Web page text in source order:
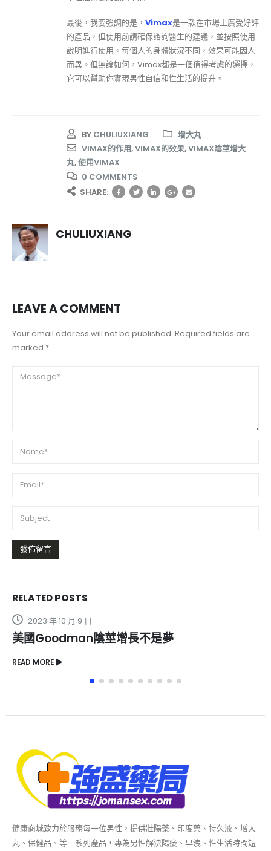
最後，我要強調的是， Vimax是一款在市場上廣受好評
的產品，但使用前請確保諮詢醫生的建議，並按照使用
說明進行使用。每個人的身體狀況不同，效果可能因人
而異。但無論如何，Vimax都是一個值得考慮的選擇，
它可以幫助你實現男性自信和性生活的提升。
BY CHULIUXIANG
增大丸
VIMAX的作用,VIMAX的效果,VIMAX陰莖增大
丸,使用VIMAX
0 COMMENTS
SHARE:
CHULIUXIANG
LEAVE A COMMENT
Your email address will not be published. Required fields are
marked *
RELATEDPOSTS
日
陰莖增長不是夢
健康商城致力於服務每一位男性，提供壯陽藥、印度藥、持久液、增大
丸、保健品、等一系列產品，專為男性解決陽痿、早洩、性生活時間短